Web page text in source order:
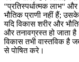
“प्रतिस्पर्धात्मक लाभ“
भौतिक प्राणी नहीं हैं;
यदि विकास शरीर और
और तनावग्रस्त हो जाता
विकास तभी वास्तविक है
से पोषित करे।